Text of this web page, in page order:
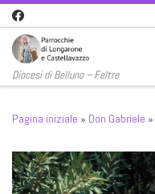
Passa al contenuto
Diocesi di Belluno – Feltre
Pagina iniziale » Don Gabriele »